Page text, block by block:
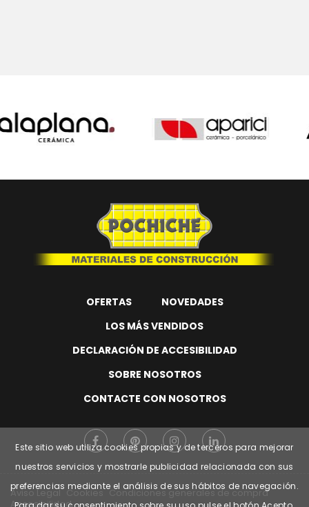
OFERTAS
NOVEDADES
LOS MÁS VENDIDOS
DECLARACIÓN DE ACCESIBILIDAD
SOBRE NOSOTROS
CONTACTE CON NOSOTROS
Este sitio web utiliza cookies propias y de terceros para mejorar
nuestros servicios y mostrarle publicidad relacionada con sus
preferencias mediante el análisis de sus hábitos de navegación.
Aviso Legal Cookies Condiciones generales de compra
Accesibilidad